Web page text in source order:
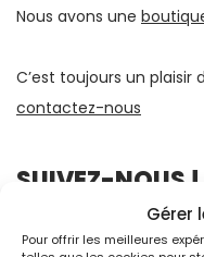
Gérer
Pour offrir les meilleures
Nous avons une
C’est toujours un
contactez-nous
SUIVEZ-NOUS !